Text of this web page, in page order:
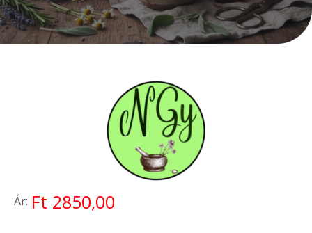
Ár: Ft 2850,00